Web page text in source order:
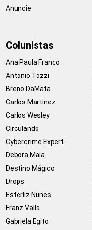
Anuncie
Colunistas
Ana Paula Franco
Antonio Tozzi
Breno DaMata
Carlos Martinez
Carlos Wesley
Circulando
Cybercrime Expert
Debora Maia
Destino Mágico
Drops
Esterliz Nunes
Franz Valla
Gabriela Egito